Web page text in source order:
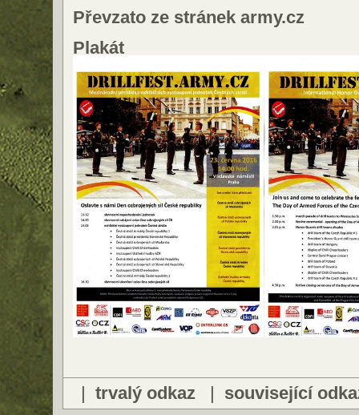
Převzato ze stránek army.cz
Plakát
| trvalý odkaz | související